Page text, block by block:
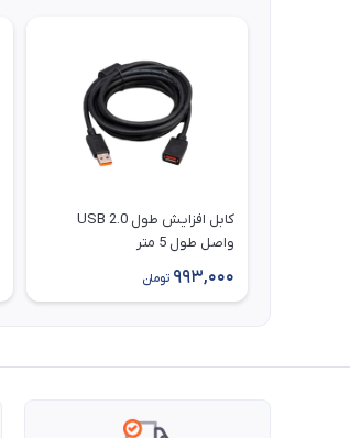
کابل افزایش طول 2.0 USB
واصل طول 5 متر
993,000 تومان